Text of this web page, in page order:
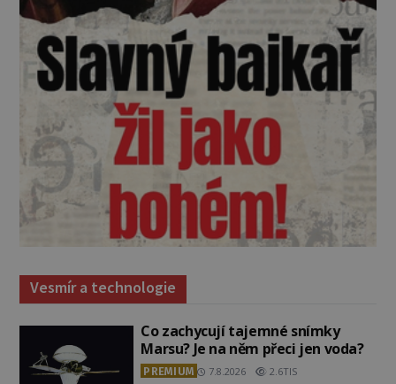
Vesmír a technologie
Co zachycují tajemné snímky
Marsu? Je na něm přeci jen voda?
PREMIUM 7.8.2026 2.6TIS